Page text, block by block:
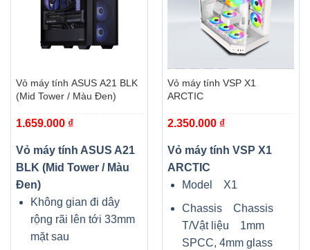
Vỏ máy tính ASUS A21 BLK
(Mid Tower / Màu Đen)
1.659.000 ₫
Vỏ máy tính ASUS A21
BLK (Mid Tower / Màu
Đen)
Không gian đi dây
rộng rãi lên tới 33mm
mặt sau
Vỏ máy tính VSP X1
ARCTIC
2.350.000 ₫
Vỏ máy tính VSP X1
ARCTIC
Model X1
Chassis Chassis
T/Vật liệu 1mm
SPCC, 4mm glass